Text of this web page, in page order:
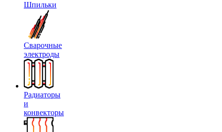
Шпильки
Сварочные
электроды
Радиаторы
и
конвекторы